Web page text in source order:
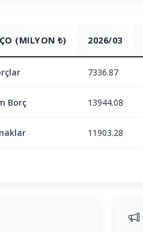
(MILYON ₺) 2026/03
7336.87
Borç 13944.08
11903.28